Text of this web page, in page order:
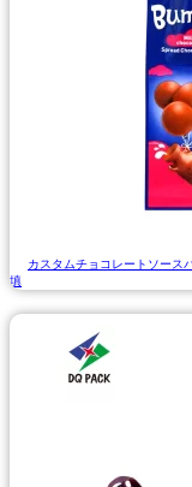
カスタムチョコレートソース
填